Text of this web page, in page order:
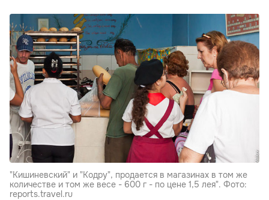
"Кишиневский" и "Кодру", продается в магазинах в том же
количестве и том же весе - 600 г - по цене 1,5 лея". Фото:
reports.travel.ru